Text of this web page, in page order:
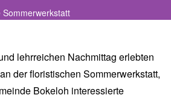
Sommerwerkstatt
lehrreichen Nachmittag erlebten
der floristischen Sommerwerkstatt,
Bokeloh interessierte